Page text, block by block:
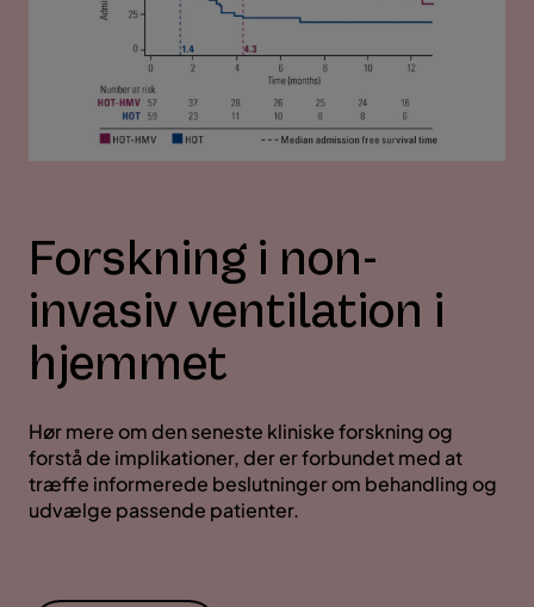
Forskning i non-
invasiv ventilation i
hjemmet
Hør mere om den seneste kliniske forskning og
forstå de implikationer, der er forbundet med at
træffe informerede beslutninger om behandling og
udvælge passende patienter.